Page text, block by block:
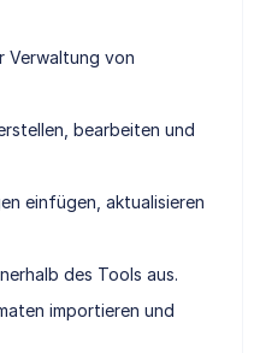
Verwaltung von
bearbeiten und
einfügen, aktualisieren
des Tools aus.
importieren und